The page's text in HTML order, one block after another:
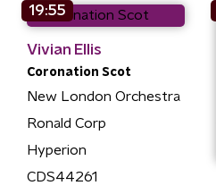
19:55
Vivian Ellis
Coronation Scot
New London Orchestra
Ronald Corp
Hyperion
CDS44261